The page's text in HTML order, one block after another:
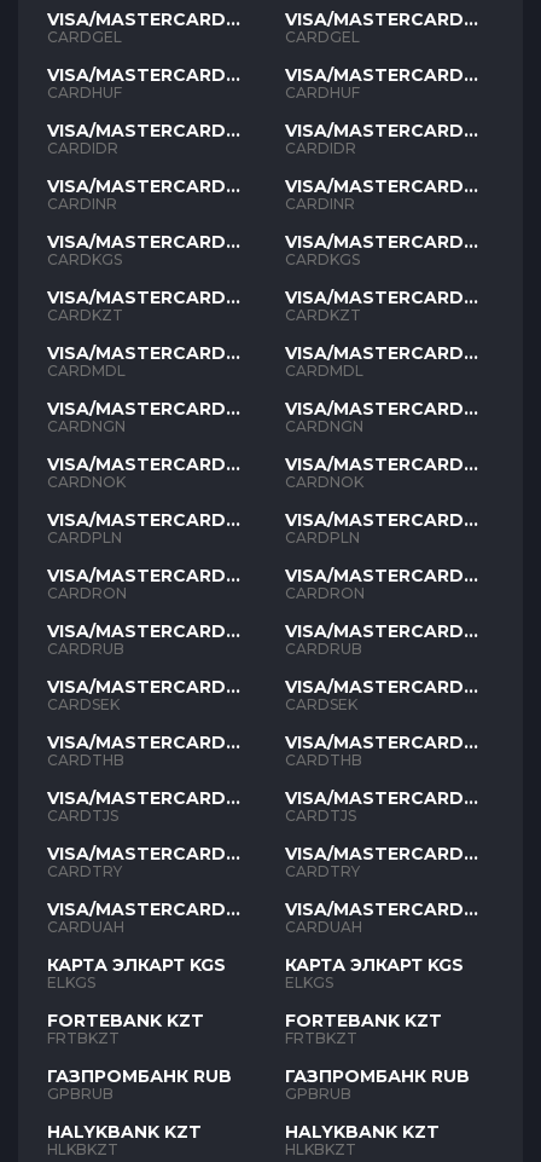
VISA/MASTERCARD
GEL
CARDGEL
VISA/MASTERCARD
HUF
CARDHUF
VISA/MASTERCARD
IDR
CARDIDR
VISA/MASTERCARD
INR
CARDINR
VISA/MASTERCARD
KGS
CARDKGS
VISA/MASTERCARD
KZT
CARDKZT
VISA/MASTERCARD
MDL
CARDMDL
VISA/MASTERCARD
NGN
CARDNGN
VISA/MASTERCARD
NOK
CARDNOK
VISA/MASTERCARD
PLN
CARDPLN
VISA/MASTERCARD
RON
CARDRON
VISA/MASTERCARD
RUB
CARDRUB
VISA/MASTERCARD
SEK
CARDSEK
VISA/MASTERCARD
THB
CARDTHB
VISA/MASTERCARD
TJS
CARDTJS
VISA/MASTERCARD
TYR
CARDTRY
VISA/MASTERCARD
UAH
CARDUAH
КАРТА ЭЛКАРТ KGS
ELKGS
FORTEBANK KZT
FRTBKZT
ГАЗПРОМБАНК RUB
GPBRUB
HALYKBANK KZT
HLKBKZT
VISA/MASTERCARD
GEL
CARDGEL
VISA/MASTERCARD
HUF
CARDHUF
VISA/MASTERCARD
IDR
CARDIDR
VISA/MASTERCARD
INR
CARDINR
VISA/MASTERCARD
KGS
CARDKGS
VISA/MASTERCARD
KZT
CARDKZT
VISA/MASTERCARD
MDL
CARDMDL
VISA/MASTERCARD
NGN
CARDNGN
VISA/MASTERCARD
NOK
CARDNOK
VISA/MASTERCARD
PLN
CARDPLN
VISA/MASTERCARD
RON
CARDRON
VISA/MASTERCARD
RUB
CARDRUB
VISA/MASTERCARD
SEK
CARDSEK
VISA/MASTERCARD
THB
CARDTHB
VISA/MASTERCARD
TJS
CARDTJS
VISA/MASTERCARD
TYR
CARDTRY
VISA/MASTERCARD
UAH
CARDUAH
КАРТА ЭЛКАРТ KGS
ELKGS
FORTEBANK KZT
FRTBKZT
ГАЗПРОМБАНК RUB
GPBRUB
HALYKBANK KZT
HLKBKZT